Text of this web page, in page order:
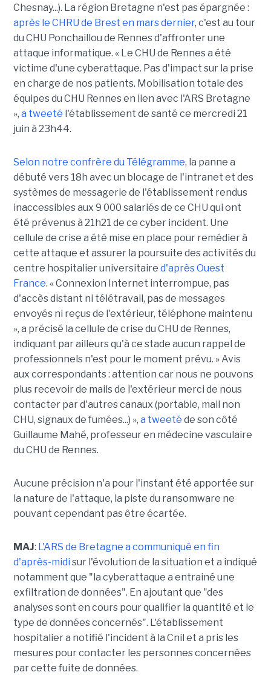
Chesnay...). La région Bretagne n'est pas épargnée :
après le CHRU de Brest en mars dernier, c'est au tour
du CHU Ponchaillou de Rennes d'affronter une
attaque informatique. « Le CHU de Rennes a été
victime d'une cyberattaque. Pas d'impact sur la prise
en charge de nos patients. Mobilisation totale des
équipes du CHU Rennes en lien avec l'ARS Bretagne
», a tweeté l'établissement de santé ce mercredi 21
juin à 23h44.
Selon notre confrère du Télégramme, la panne a
débuté vers 18h avec un blocage de l'intranet et des
systèmes de messagerie de l'établissement rendus
inaccessibles aux 9 000 salariés de ce CHU qui ont
été prévenus à 21h21 de ce cyber incident. Une
cellule de crise a été mise en place pour remédier à
cette attaque et assurer la poursuite des activités du
centre hospitalier universitaire d'après Ouest
France. « Connexion Internet interrompue, pas
d'accès distant ni télétravail, pas de messages
envoyés ni reçus de l'extérieur, téléphone maintenu
», a précisé la cellule de crise du CHU de Rennes,
indiquant par ailleurs qu'à ce stade aucun rappel de
professionnels n'est pour le moment prévu. » Avis
aux correspondants : attention car nous ne pouvons
plus recevoir de mails de l'extérieur merci de nous
contacter par d'autres canaux (portable, mail non
CHU, signaux de fumées...) », a tweeté de son côté
Guillaume Mahé, professeur en médecine vasculaire
du CHU de Rennes.
Aucune précision n'a pour l'instant été apportée sur
la nature de l'attaque, la piste du ransomware ne
pouvant cependant pas être écartée.
MAJ: L'ARS de Bretagne a communiqué en fin
d'après-midi sur l'évolution de la situation et a indiqué
notamment que "la cyberattaque a entrainé une
exfiltration de données". En ajoutant que "des
analyses sont en cours pour qualifier la quantité et le
type de données concernés". L'établissement
hospitalier a notifié l'incident à la Cnil et a pris les
mesures pour contacter les personnes concernées
par cette fuite de données.